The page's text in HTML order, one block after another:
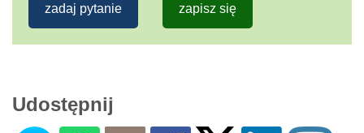
zadaj pytanie zapisz się
Udostępnij